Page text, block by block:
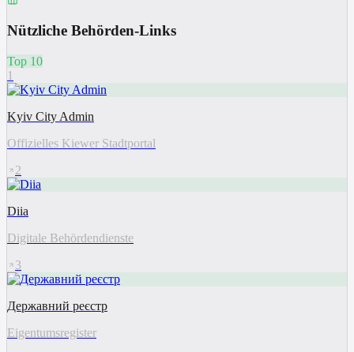
Nützliche Behörden-Links
Top 10
1
Kyiv City Admin
Offizielles Kiewer Stadtportal
2
Diia
Digitale Behördendienste
3
Державний реєстр
Eigentumsregister